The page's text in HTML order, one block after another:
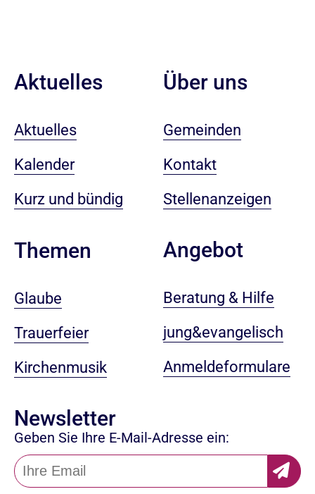
Aktuelles
Aktuelles
Kalender
Kurz und bündig
Themen
Glaube
Trauerfeier
Kirchenmusik
Über uns
Gemeinden
Kontakt
Stellenanzeigen
Angebot
Beratung & Hilfe
jung&evangelisch
Anmeldeformulare
Newsletter
Geben Sie Ihre E-Mail-Adresse ein: